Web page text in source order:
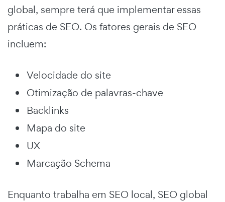
global, sempre terá que implementar essas
práticas de SEO. Os fatores gerais de SEO
incluem:
Velocidade do site
Otimização de palavras-chave
Backlinks
Mapa do site
UX
Marcação Schema
Enquanto trabalha em SEO local, SEO global